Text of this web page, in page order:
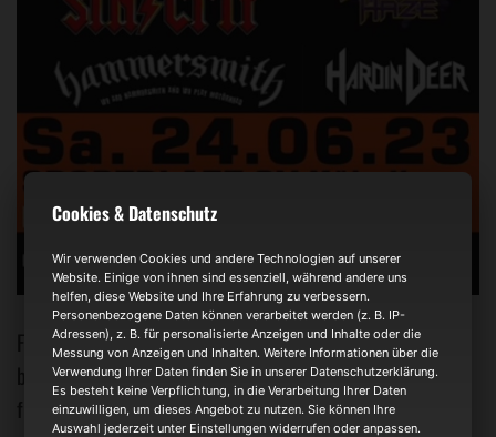
Fans können sich am Samstag den 24.06.2023 auf ein
besonderes Festival mit 5 hochkarätigen Tribute Bands
freuen.
Cookies & Datenschutz
Wir verwenden Cookies und andere Technologien auf unserer
Website. Einige von ihnen sind essenziell, während andere uns
helfen, diese Website und Ihre Erfahrung zu verbessern.
Personenbezogene Daten können verarbeitet werden (z. B. IP-
Adressen), z. B. für personalisierte Anzeigen und Inhalte oder die
Messung von Anzeigen und Inhalten. Weitere Informationen über die
Verwendung Ihrer Daten finden Sie in unserer Datenschutzerklärung.
Es besteht keine Verpflichtung, in die Verarbeitung Ihrer Daten
einzuwilligen, um dieses Angebot zu nutzen. Sie können Ihre
Auswahl jederzeit unter Einstellungen widerrufen oder anpassen.